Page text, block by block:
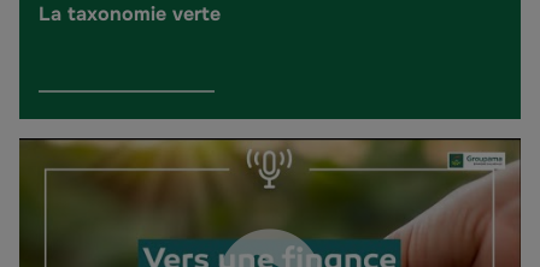
La taxonomie verte